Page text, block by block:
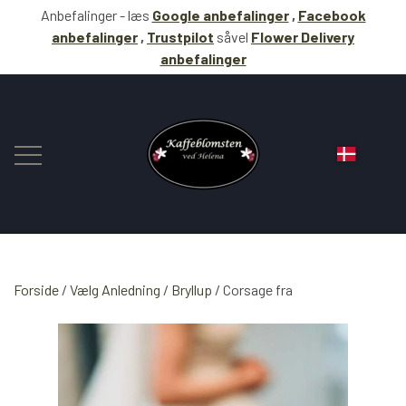
Anbefalinger - læs Google anbefalinger, Facebook
anbefalinger , Trustpilot såvel Flower Delivery
anbefalinger
BLOMSTER
KAFFE
Forside Vælg Anledning Bryllup Corsage fra